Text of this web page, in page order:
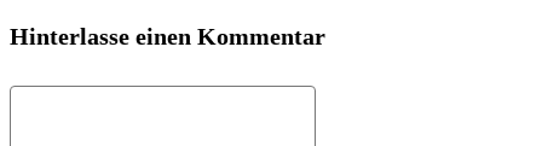
Hinterlasse einen Kommentar